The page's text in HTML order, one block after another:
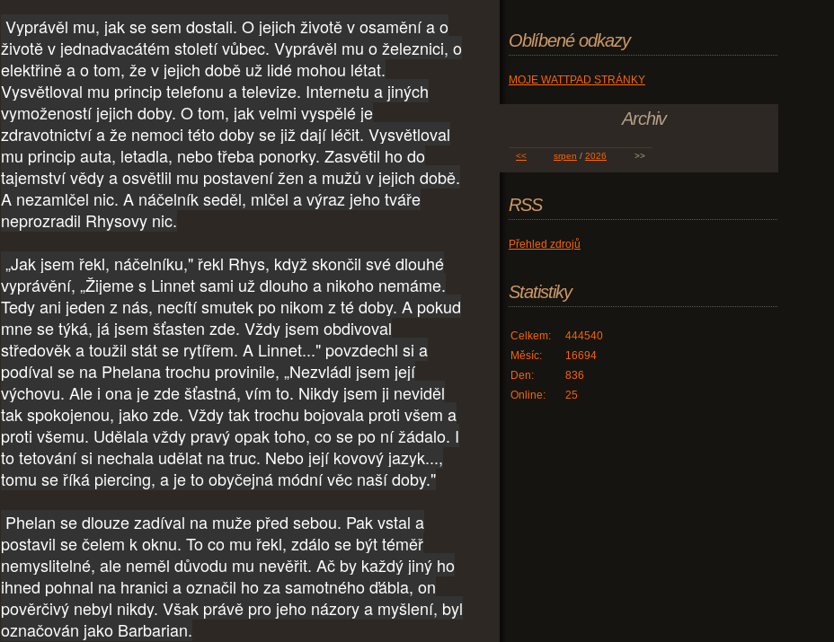
Vyprávěl mu, jak se sem dostali. O jejich životě v osamění a o
životě v jednadvacátém století vůbec. Vyprávěl mu o železnici, o
elektřině a o tom, že v jejich době už lidé mohou létat.
Vysvětloval mu princip telefonu a televize. Internetu a jiných
vymožeností jejich doby. O tom, jak velmi vyspělé je
zdravotnictví a že nemoci této doby se již dají léčit. Vysvětloval
mu princip auta, letadla, nebo třeba ponorky. Zasvětil ho do
tajemství vědy a osvětlil mu postavení žen a mužů v jejich době.
A nezamlčel nic. A náčelník seděl, mlčel a výraz jeho tváře
neprozradil Rhysovy nic.
„Jak jsem řekl, náčelníku," řekl Rhys, když skončil své dlouhé
vyprávění, „Žijeme s Linnet sami už dlouho a nikoho nemáme.
Tedy ani jeden z nás, necítí smutek po nikom z té doby. A pokud
mne se týká, já jsem šťasten zde. Vždy jsem obdivoval
středověk a toužil stát se rytířem. A Linnet..." povzdechl si a
podíval se na Phelana trochu provinile, „Nezvládl jsem její
výchovu. Ale i ona je zde šťastná, vím to. Nikdy jsem ji neviděl
tak spokojenou, jako zde. Vždy tak trochu bojovala proti všem a
proti všemu. Udělala vždy pravý opak toho, co se po ní žádalo. I
to tetování si nechala udělat na truc. Nebo její kovový jazyk...,
tomu se říká piercing, a je to obyčejná módní věc naší doby."
Phelan se dlouze zadíval na muže před sebou. Pak vstal a
postavil se čelem k oknu. To co mu řekl, zdálo se být téměř
nemyslitelné, ale neměl důvodu mu nevěřit. Ač by každý jiný ho
ihned pohnal na hranici a označil ho za samotného ďábla, on
pověrčivý nebyl nikdy. Však právě pro jeho názory a myšlení, byl
označován jako Barbarian.
Oblíbené odkazy
MOJE WATTPAD STRÁNKY
Archiv
<< srpen / 2026 >>
RSS
Přehled zdrojů
Statistiky
Online: 25
Celkem:
444540
Měsíc:
16694
Den:
836